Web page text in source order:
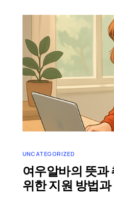
UNCATEGORIZED
여우알바의 뜻과
위한 지원 방법과